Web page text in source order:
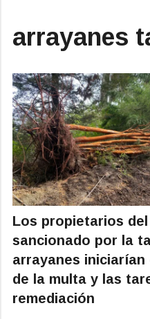
arrayanes
Los propietarios
sancionado por la
arrayanes iniciarían
de la multa y las
remediación